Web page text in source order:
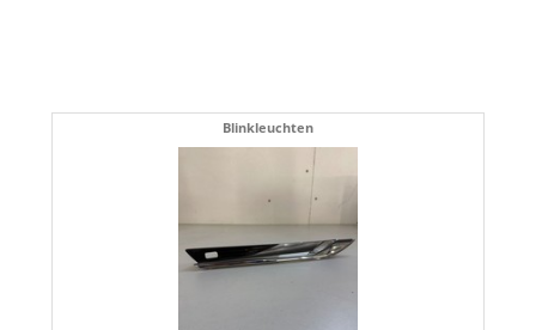
Blinkleuchten